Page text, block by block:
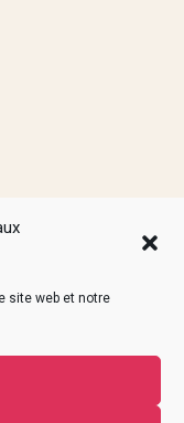
site web et notre